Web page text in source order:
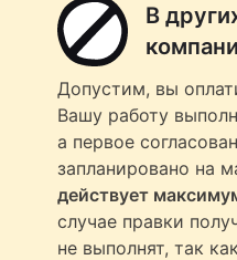
В
Допустим, вы
Вашу работу
а первое
запланировано на
действует
случае правки
не выполнят, так